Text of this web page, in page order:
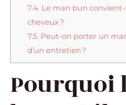
7.4. Le man bun
cheveux ?
7.5. Peut-on porter un
d’un entretien ?
Pourquoi